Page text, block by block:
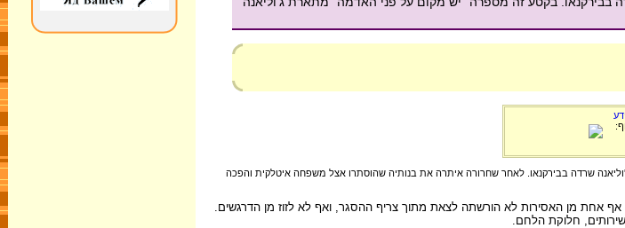
שרדה בבירקנאו. לאחר שחרורה איתרה את בנותיה שהוסתרו אצל משפחה איטלקית והפכה
אחת מן האסירות לא הורשתה לצאת מתוך צריף ההסגר, ואף לא לזוז מן הדרגשים.
חלוקת הלחם.